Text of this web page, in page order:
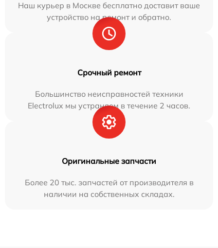
Наш курьер в Москве бесплатно доставит ваше
устройство на ремонт и обратно.
Срочный ремонт
Большинство неисправностей техники
Electrolux мы устраняем в течение 2 часов.
Оригинальные запчасти
Более 20 тыс. запчастей от производителя в
наличии на собственных складах.